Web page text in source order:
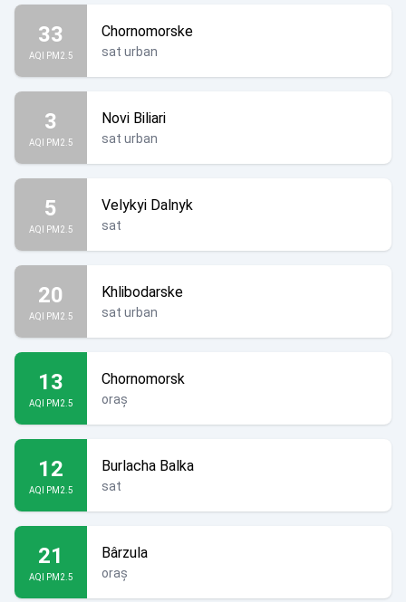
33
AQI PM2.5
Chornomorske
sat urban
3
AQI PM2.5
Novi Biliari
sat urban
5
AQI PM2.5
Velykyi Dalnyk
sat
20
AQI PM2.5
Khlibodarske
sat urban
13
AQI PM2.5
Chornomorsk
oraș
12
AQI PM2.5
Burlacha Balka
sat
21
AQI PM2.5
Bârzula
oraș